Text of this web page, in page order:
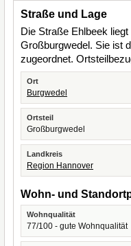
Straße und Lage
Die Straße Ehlbeek liegt
Großburgwedel. Sie ist
zugeordnet.
Ort
Burgwedel
Ortsteil
Großburgwedel
Landkreis
Region Hannover
Wohn- und
Wohnqualität
77/100 - gute Wohnqualität